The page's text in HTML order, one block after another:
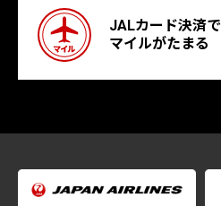
JALカード決済で
マイルがたまる